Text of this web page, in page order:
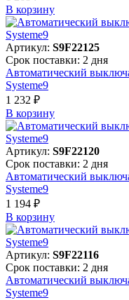
В корзинy
Артикул: S9F22125
Срок поставки: 2 дня
Автоматический
Systeme9
1 232 ₽
В корзинy
Артикул: S9F22120
Срок поставки: 2 дня
Автоматический
Systeme9
1 194 ₽
В корзинy
Артикул: S9F22116
Срок поставки: 2 дня
Автоматический
Systeme9